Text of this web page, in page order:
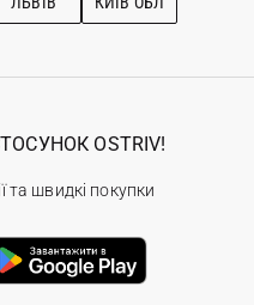
OSTRIV!
та швидкі покупки